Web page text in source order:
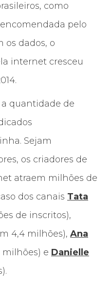
como
pelo
os dados, o
internet cresceu
quantidade de
Sejam
os criadores de
atraem milhões de
dos canais Tata
de inscritos),
4,4 milhões), Ana
milhões) e Danielle